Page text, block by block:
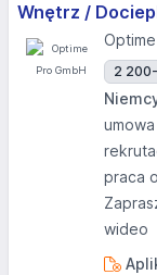
Wnętrz /
2
praca
wideo